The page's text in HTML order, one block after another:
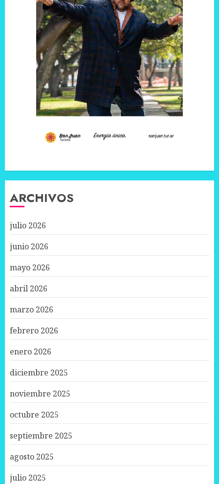
ARCHIVOS
julio 2026
junio 2026
mayo 2026
abril 2026
marzo 2026
febrero 2026
enero 2026
diciembre 2025
noviembre 2025
octubre 2025
septiembre 2025
agosto 2025
julio 2025